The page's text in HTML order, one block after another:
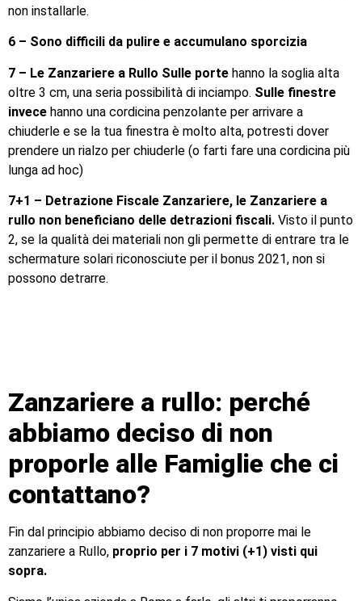
non installarle.
6 – Sono difficili da pulire e accumulano sporcizia
7 – Le Zanzariere a Rullo Sulle porte hanno la soglia alta
oltre 3 cm, una seria possibilità di inciampo. Sulle finestre
invece hanno una cordicina penzolante per arrivare a
chiuderle e se la tua finestra è molto alta, potresti dover
prendere un rialzo per chiuderle (o farti fare una cordicina più
lunga ad hoc)
7+1 – Detrazione Fiscale Zanzariere, le Zanzariere a
rullo non beneficiano delle detrazioni fiscali. Visto il punto
2, se la qualità dei materiali non gli permette di entrare tra le
schermature solari riconosciute per il bonus 2021, non si
possono detrarre.
Zanzariere a rullo: perché
abbiamo deciso di non
proporle alle Famiglie che ci
contattano?
Fin dal principio abbiamo deciso di non proporre mai le
zanzariere a Rullo, proprio per i 7 motivi (+1) visti qui
sopra.